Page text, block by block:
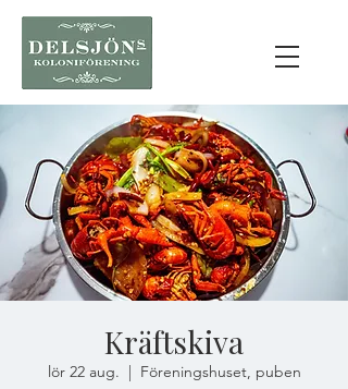
Kräftskiva
lör 22 aug.
  |
Föreningshuset, puben